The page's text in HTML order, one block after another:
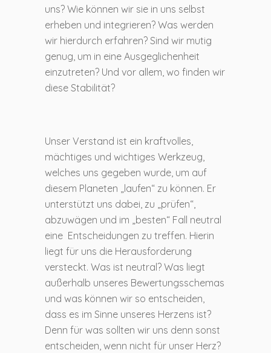
uns? Wie können wir sie in uns selbst
erheben und integrieren? Was werden
wir hierdurch erfahren? Sind wir mutig
genug, um in eine Ausgeglichenheit
einzutreten? Und vor allem, wo finden wir
diese Stabilität?
Unser Verstand ist ein kraftvolles,
mächtiges und wichtiges Werkzeug,
welches uns gegeben wurde, um auf
diesem Planeten „laufen“ zu können. Er
unterstützt uns dabei, zu „prüfen“,
abzuwägen und im „besten“ Fall neutral
eine Entscheidungen zu treffen. Hierin
liegt für uns die Herausforderung
versteckt. Was ist neutral? Was liegt
außerhalb unseres Bewertungsschemas
und was können wir so entscheiden,
dass es im Sinne unseres Herzens ist?
Denn für was sollten wir uns denn sonst
entscheiden, wenn nicht für unser Herz?